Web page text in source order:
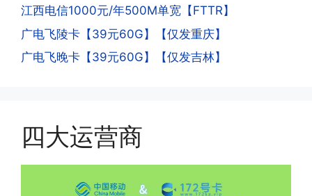
·4.实际扣费月租
答:
(1)首月扣费:电信是首月免费，联通是按
(2)如下几种情况是不返费的:返费前停
机、关机、注销、违章单停、未再专属渠
道首充的情况下都是不能正常返费的并且
逾期不可补返费。
次认证是为了证明你本人在使用这张卡。
一般二次认证的流程是本人使用这张卡的
流量，通过运营商链接刷人脸，拍身份证
件，来证明是本人在使用。具体可以网上
江西电信1000元/年500M单宽【FTTR】
广电飞陵卡【39元60G】【仅发重庆】
广电飞晚卡【39元60G】【仅发吉林】
四大运营商